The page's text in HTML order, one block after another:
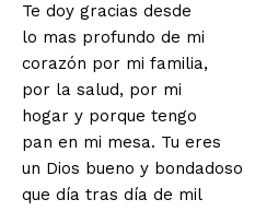
Te doy gracias desde
lo mas profundo de mi
corazón por mi familia,
por la salud, por mi
hogar y porque tengo
pan en mi mesa. Tu eres
un Dios bueno y bondadoso
que día tras día de mil